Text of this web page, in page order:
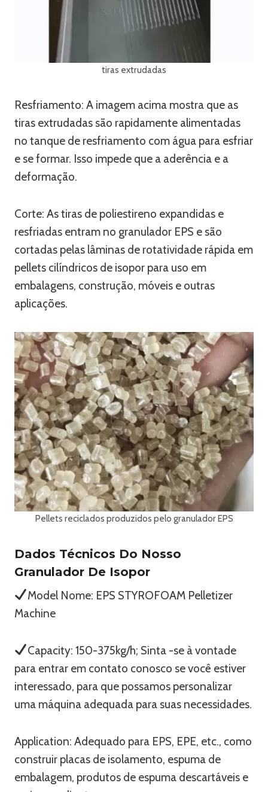
tiras extrudadas
Resfriamento: A imagem acima mostra que as
tiras extrudadas são rapidamente alimentadas
no tanque de resfriamento com água para esfriar
e se formar. Isso impede que a aderência e a
deformação.
Corte: As tiras de poliestireno expandidas e
resfriadas entram no granulador EPS e são
cortadas pelas lâminas de rotatividade rápida em
pellets cilíndricos de isopor para uso em
embalagens, construção, móveis e outras
aplicações.
Pellets reciclados produzidos pelo granulador EPS
Dados Técnicos Do Nosso
Granulador De Isopor
Model Nome: EPS STYROFOAM Pelletizer
Machine
Capacity: 150-375kg/h; Sinta -se à vontade
para entrar em contato conosco se você estiver
interessado, para que possamos personalizar
uma máquina adequada para suas necessidades.
Application: Adequado para EPS, EPE, etc., como
construir placas de isolamento, espuma de
embalagem, produtos de espuma descartáveis ​​e